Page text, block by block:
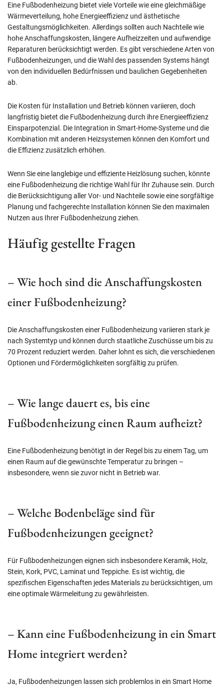
Eine Fußbodenheizung bietet viele Vorteile wie eine gleichmäßige
Wärmeverteilung, hohe Energieeffizienz und ästhetische
Gestaltungsmöglichkeiten. Allerdings sollten auch Nachteile wie
hohe Anschaffungskosten, längere Aufheizzeiten und aufwendige
Reparaturen berücksichtigt werden. Es gibt verschiedene Arten von
Fußbodenheizungen, und die Wahl des passenden Systems hängt
von den individuellen Bedürfnissen und baulichen Gegebenheiten
ab.
Die Kosten für Installation und Betrieb können variieren, doch
langfristig bietet die Fußbodenheizung durch ihre Energieeffizienz
Einsparpotenzial. Die Integration in Smart-Home-Systeme und die
Kombination mit anderen Heizsystemen können den Komfort und
die Effizienz zusätzlich erhöhen.
Wenn Sie eine langlebige und effiziente Heizlösung suchen, könnte
eine Fußbodenheizung die richtige Wahl für Ihr Zuhause sein. Durch
die Berücksichtigung aller Vor- und Nachteile sowie eine sorgfältige
Planung und fachgerechte Installation können Sie den maximalen
Nutzen aus Ihrer Fußbodenheizung ziehen.
Häufig gestellte Fragen
– Wie hoch sind die Anschaffungskosten
einer Fußbodenheizung?
Die Anschaffungskosten einer Fußbodenheizung variieren stark je
nach Systemtyp und können durch staatliche Zuschüsse um bis zu
70 Prozent reduziert werden. Daher lohnt es sich, die verschiedenen
Optionen und Fördermöglichkeiten sorgfältig zu prüfen.
– Wie lange dauert es, bis eine
Fußbodenheizung einen Raum aufheizt?
Eine Fußbodenheizung benötigt in der Regel bis zu einem Tag, um
einen Raum auf die gewünschte Temperatur zu bringen –
insbesondere, wenn sie zuvor nicht in Betrieb war.
– Welche Bodenbeläge sind für
Fußbodenheizungen geeignet?
Für Fußbodenheizungen eignen sich insbesondere Keramik, Holz,
Stein, Kork, PVC, Laminat und Teppiche. Es ist wichtig, die
spezifischen Eigenschaften jedes Materials zu berücksichtigen, um
eine optimale Wärmeleitung zu gewährleisten.
– Kann eine Fußbodenheizung in ein Smart
Home integriert werden?
Ja, Fußbodenheizungen lassen sich problemlos in ein Smart Home